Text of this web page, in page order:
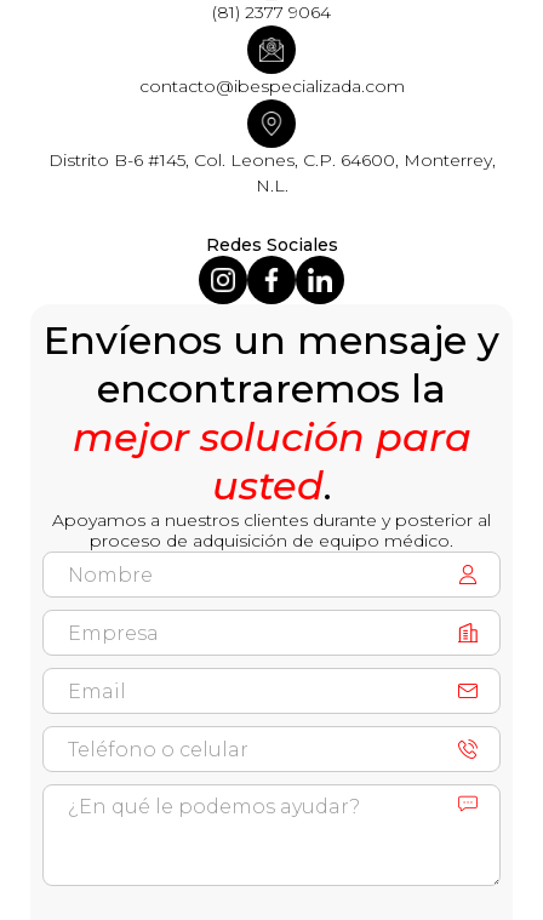
(81) 2377 9064
contacto@ibespecializada.com
Distrito B-6 #145, Col. Leones, C.P. 64600, Monterrey,
N.L.
Redes Sociales
Envíenos un mensaje y
encontraremos la
mejor solución para
usted.
Apoyamos a nuestros clientes durante y posterior al
proceso de adquisición de equipo médico.